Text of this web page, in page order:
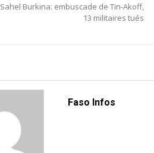
Sahel Burkina: embuscade de Tin-Akoff,
13 militaires tués
Faso Infos